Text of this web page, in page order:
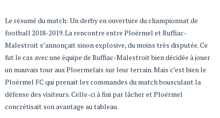
Le résumé du match: Un derby en ouverture du championnat de
football 2018-2019. La rencontre entre Ploërmel et Ruffiac-
Malestroit s’annonçait sinon explosive, du moins très disputée. Ce
fut le cas avec une équipe de Ruffiac-Malestroit bien décidée à jouer
un mauvais tour aux Ploermelais sur leur terrain. Mais c’est bien le
Ploërmel FC qui prenait les commandes du match bousculant la
défense des visiteurs. Celle-ci à fini par lâcher et Ploërmel
concrétisait son avantage au tableau.